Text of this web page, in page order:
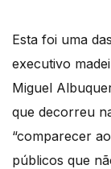
Esta foi uma
executivo
Miguel
que decorreu
“comparecer
públicos que